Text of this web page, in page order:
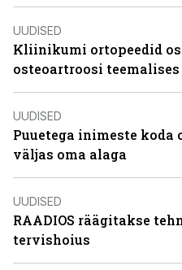
UUDISED
Kliinikumi ortopeedid
osteoartroosi
UUDISED
Puuetega inimeste
väljas oma alaga
UUDISED
RAADIOS räägitakse
tervishoius